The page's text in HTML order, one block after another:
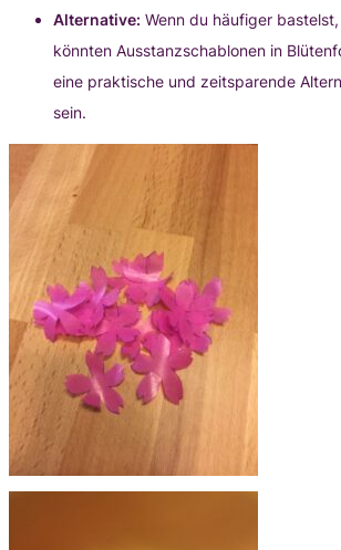
Alternative: Wenn du häufiger bastelst,
könnten Ausstanzschablonen in
eine praktische und zeitsparende
sein.